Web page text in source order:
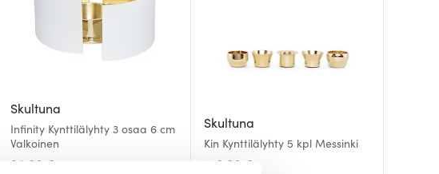
Skultuna
Infinity Kynttilälyhty 3 osaa 6 cm
Valkoinen
95.00 €
Skultuna
Kin Kynttilälyhty 5 kpl Messinki
140.00 €